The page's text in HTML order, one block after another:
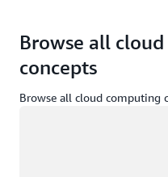
Browse all
concepts
Browse all cloud computing